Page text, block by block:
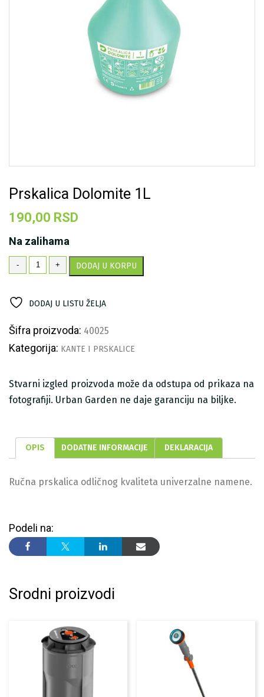
Prskalica Dolomite 1L
190,00 RSD
Na zalihama
-
Prskalica
Dolomite
+ DODAJ U KORPU
DODAJ U LISTU ŽELJA
Šifra proizvoda: 40025
Kategorija: KANTE I PRSKALICE
Stvarni izgled proizvoda može da odstupa od prikaza na
fotografiji. Urban Garden ne daje garanciju na biljke.
OPIS DODATNE INFORMACIJE DEKLARACIJA
Ručna prskalica odličnog kvaliteta univerzalne namene.
Podeli na:
Srodni proizvodi